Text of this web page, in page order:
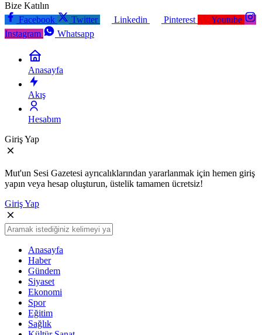
Bize Katılın
Facebook
Twitter Linkedin Pinterest
Youtube
Instagram
Whatsapp
Anasayfa
Akış
Hesabım
Giriş Yap
Mut'un Sesi Gazetesi ayrıcalıklarından yararlanmak için hemen giriş
yapın veya hesap oluşturun, üstelik tamamen ücretsiz!
Giriş Yap
Anasayfa
Haber
Gündem
Siyaset
Ekonomi
Spor
Eğitim
Sağlık